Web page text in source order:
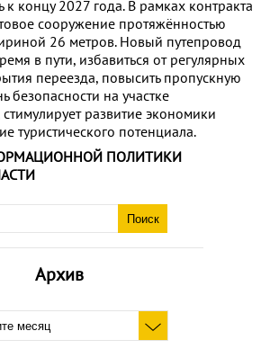
Архив
концу 2027 года. В рамках контракта
сооружение протяжённостью
26 метров. Новый путепровод
в пути, избавиться от регулярных
переезда, повысить пропускную
безопасности на участке
развитие экономики
туристического потенциала.
ПОЛИТИКИ